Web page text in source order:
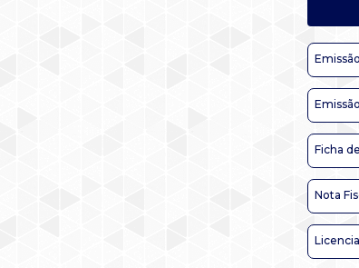
Ficha
Nota